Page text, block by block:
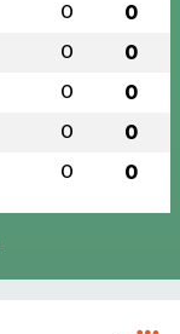
0 0
0 0
0 0
0 0
0 0